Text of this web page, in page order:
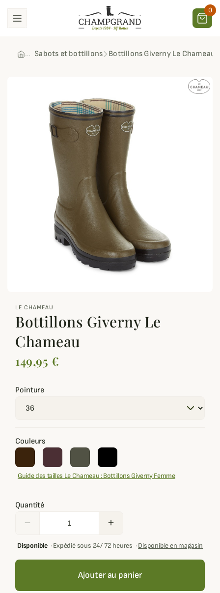
0
Sabots et bottillons Bottillons Giverny Le Chameau
LE CHAMEAU
Bottillons Giverny Le
Chameau
149,95 €
Pointure
Couleurs
Guide des tailles Le Chameau : Bottillons Giverny Femme
Quantité
remove add
Disponible·Expédié sous 24/ 72 heures ·Disponible en magasin
Ajouter au panier